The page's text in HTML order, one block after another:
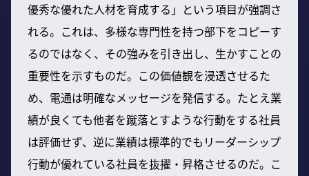
優秀な優れた人材を育成する」という項目が強調さ
れる。これは、多様な専門性を持つ部下をコピーす
るのではなく、その強みを引き出し、生かすことの
重要性を示すものだ。この価値観を浸透させるた
め、電通は明確なメッセージを発信する。たとえ業
績が良くても他者を蹴落とすような行動をする社員
は評価せず、逆に業績は標準的でもリーダーシップ
行動が優れている社員を抜擢・昇格させるのだ。こ